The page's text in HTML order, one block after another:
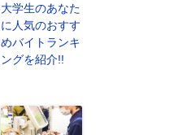
大学生のあなた
に人気のおすす
めバイトランキ
ングを紹介!!